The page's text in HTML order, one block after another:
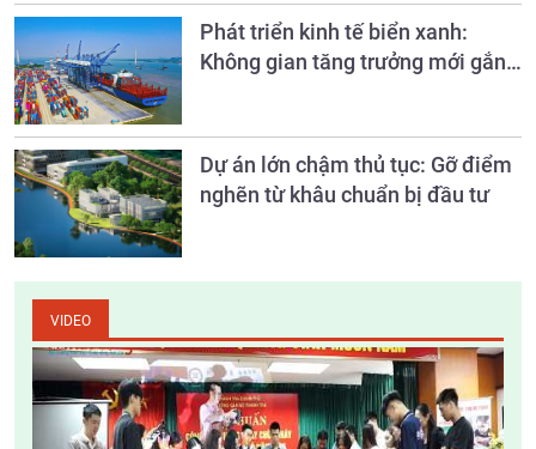
Phát triển kinh tế biển xanh:
Không gian tăng trưởng mới gắn
Dự án lớn chậm thủ tục: Gỡ điểm
nghẽn từ khâu chuẩn bị đầu tư
VIDEO